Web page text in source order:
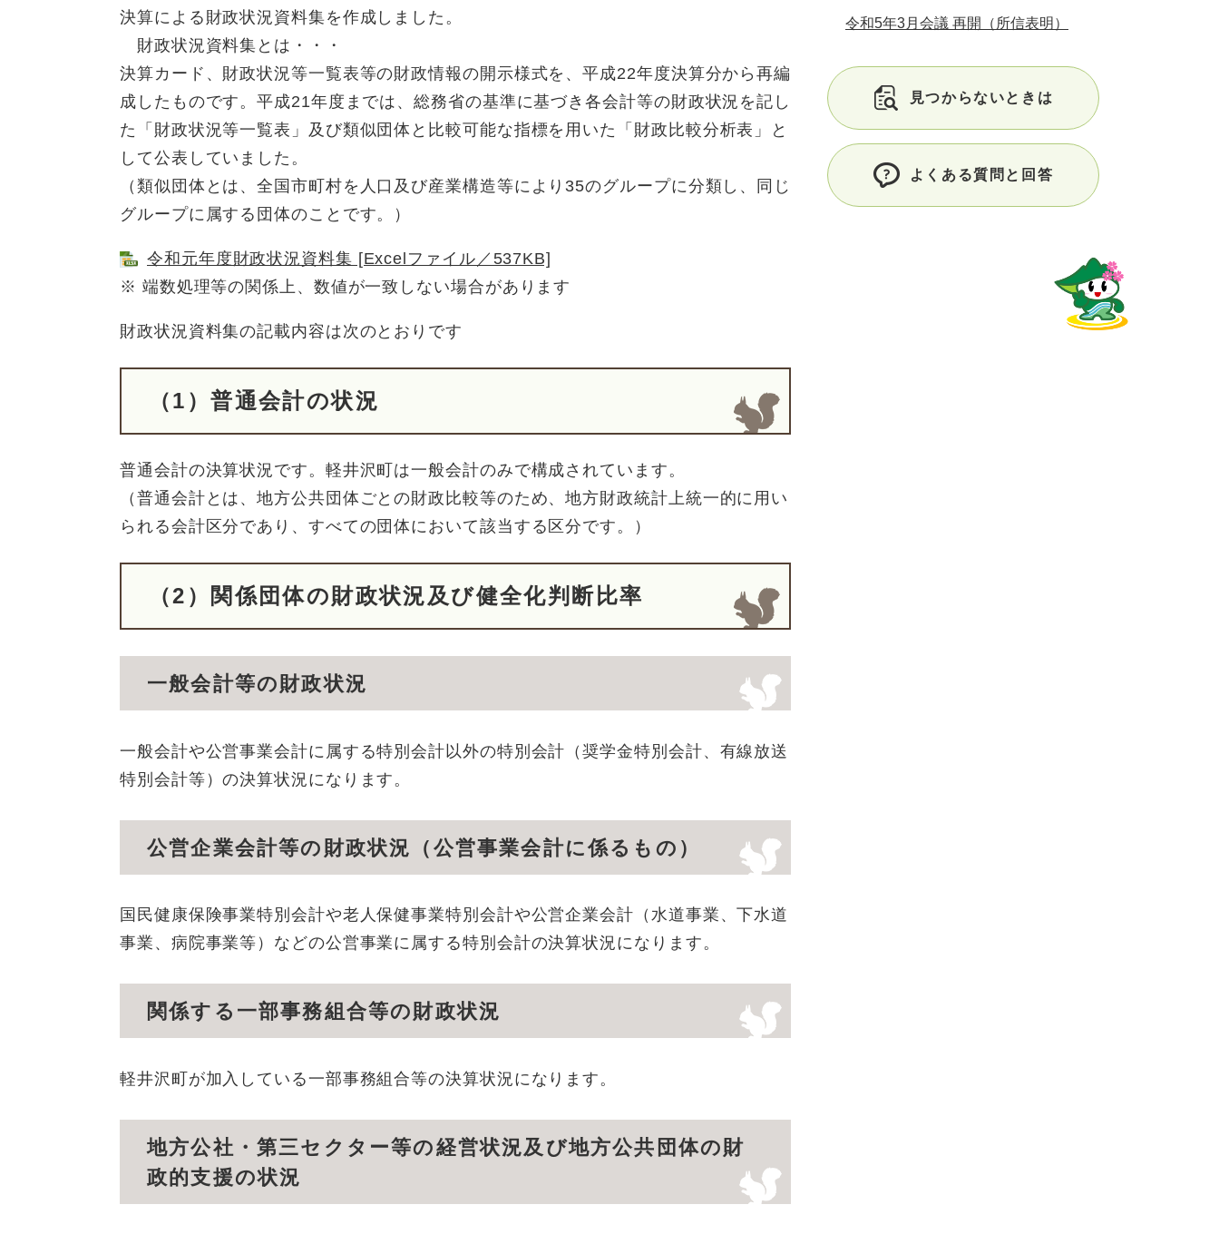
決算による財政状況資料集を作成しました。
財政状況資料集とは・・・
決算カード、財政状況等一覧表等の財政情報の開示様式を、平成22年度決算分から再編
成したものです。平成21年度までは、総務省の基準に基づき各会計等の財政状況を記し
た「財政状況等一覧表」及び類似団体と比較可能な指標を用いた「財政比較分析表」と
して公表していました。
（類似団体とは、全国市町村を人口及び産業構造等により35のグループに分類し、同じ
グループに属する団体のことです。）
令和元年度財政状況資料集 [Excelファイル／537KB]
※ 端数処理等の関係上、数値が一致しない場合があります
財政状況資料集の記載内容は次のとおりです
（1）普通会計の状況
普通会計の決算状況です。軽井沢町は一般会計のみで構成されています。
（普通会計とは、地方公共団体ごとの財政比較等のため、地方財政統計上統一的に用い
られる会計区分であり、すべての団体において該当する区分です。）
（2）関係団体の財政状況及び健全化判断比率
一般会計等の財政状況
一般会計や公営事業会計に属する特別会計以外の特別会計（奨学金特別会計、有線放送
特別会計等）の決算状況になります。
公営企業会計等の財政状況（公営事業会計に係るもの）
国民健康保険事業特別会計や老人保健事業特別会計や公営企業会計（水道事業、下水道
事業、病院事業等）などの公営事業に属する特別会計の決算状況になります。
関係する一部事務組合等の財政状況
軽井沢町が加入している一部事務組合等の決算状況になります。
地方公社・第三セクター等の経営状況及び地方公共団体の財
政的支援の状況
令和5年3月会議 再開（所信表明）
見つからないときは
よくある質問と回答